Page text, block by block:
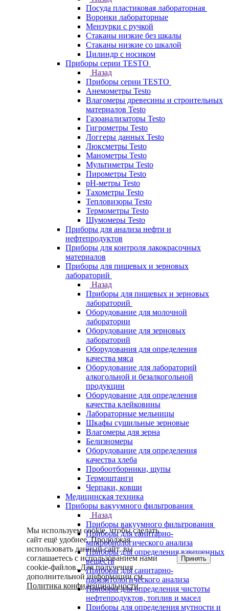
Посуда пластиковая лабораторная
Воронки лабораторные
Мензурки с ручкой
Стаканы низкие без шкалы
Стаканы низкие со шкалой
Цилиндр с носиком
Приборы серии TESTO
Назад
Приборы серии TESTO
Анемометры Testo
Влагомеры древесины и строительных
материалов Testo
Газоанализаторы Testo
Гигрометры Testo
Логгеры данных Testo
Люксметры Testo
Манометры Testo
Мультиметры Testo
Пирометры Testo
pH-метры Testo
Тахометры Testo
Тепловизоры Testo
Термометры Testo
Шумомеры Testo
Приборы для анализа нефти и
нефтепродуктов
Приборы для контроля лакокрасочных
материалов
Приборы для пищевых и зерновых
лабораторий
Назад
Приборы для пищевых и зерновых
лабораторий
Оборудование для молочной
лаборатории
Оборудование для зерновых
лабораторий
Оборудования для определения
качества мяса
Оборудование для лабораторий
алкогольной и безалкогольной
продукции
Оборудование для определения
качества клейковины
Лабораторные мельницы
Шкафы сушильные зерновые
Влагомеры для зерна
Белизномеры
Оборудование для определения
качества хлеба
Пробоотборники, щупы
Термоштанги
Черпаки, ковши
Медицинская техника
Приборы вакуумного фильтрования
Назад
Приборы вакуумного фильтрования
Приборы для санитарно-
микробиологического анализа
Приборы для определения взвешенных
веществ
Приборы для санитарно-
паразитологического анализа
Приборы для определения чистоты
нефтепродуктов, топлив и масел
Приборы для определения мутности и
Мы используем cookie, чтобы сделать
сайт ещё удобнее. Продолжая
использовать данный сайт, вы
соглашаетесь с использованием нами
cookie-файлов. Для получения
дополнительной информации см.
Политика конфиденциальности.
Принять